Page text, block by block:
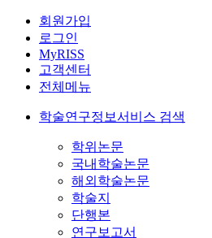
회원가입
로그인
MyRISS
고객센터
전체메뉴
학술연구정보서비스 검색
학위논문
국내학술논문
해외학술논문
학술지
단행본
연구보고서